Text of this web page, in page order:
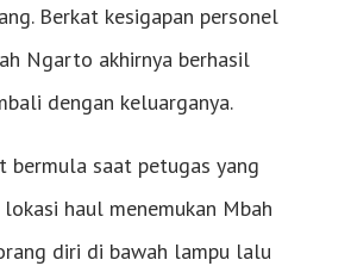
Berkat kesigapan personel
Ngarto akhirnya berhasil
dengan keluarganya.
bermula saat petugas yang
haul menemukan Mbah
diri di bawah lampu lalu